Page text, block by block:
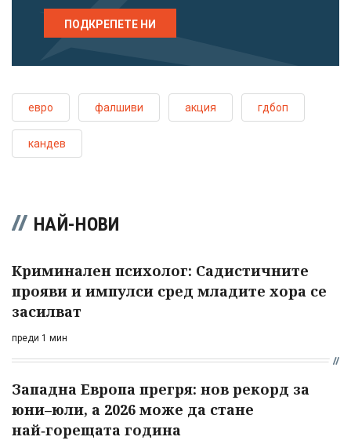
ПОДКРЕПЕТЕ НИ
евро фалшиви акция гдбоп
кандев
НАЙ-НОВИ
Криминален психолог: Садистичните
прояви и импулси сред младите хора се
засилват
преди 1 мин
Западна Европа прегря: нов рекорд за
юни–юли, а 2026 може да стане
най‑горещата година